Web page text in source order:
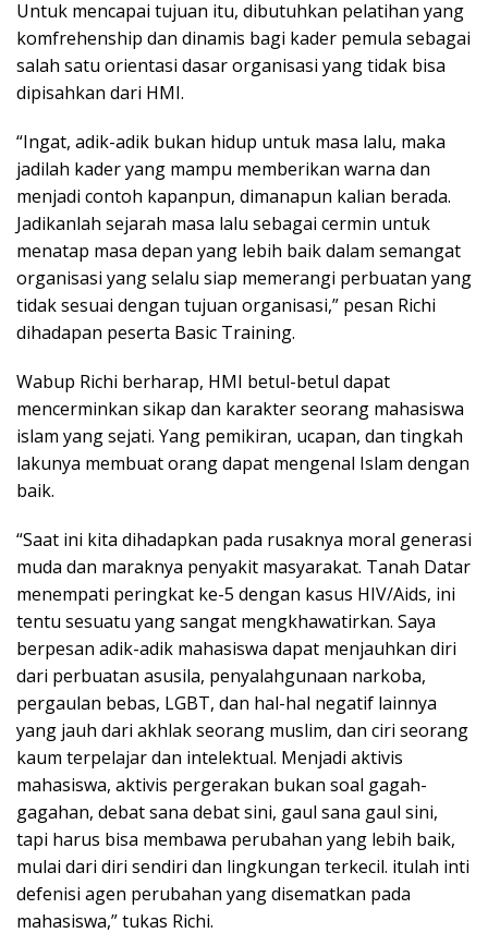
Untuk mencapai tujuan itu, dibutuhkan pelatihan yang
komfrehenship dan dinamis bagi kader pemula sebagai
salah satu orientasi dasar organisasi yang tidak bisa
dipisahkan dari HMI.
“Ingat, adik-adik bukan hidup untuk masa lalu, maka
jadilah kader yang mampu memberikan warna dan
menjadi contoh kapanpun, dimanapun kalian berada.
Jadikanlah sejarah masa lalu sebagai cermin untuk
menatap masa depan yang lebih baik dalam semangat
organisasi yang selalu siap memerangi perbuatan yang
tidak sesuai dengan tujuan organisasi,” pesan Richi
dihadapan peserta Basic Training.
Wabup Richi berharap, HMI betul-betul dapat
mencerminkan sikap dan karakter seorang mahasiswa
islam yang sejati. Yang pemikiran, ucapan, dan tingkah
lakunya membuat orang dapat mengenal Islam dengan
baik.
“Saat ini kita dihadapkan pada rusaknya moral generasi
muda dan maraknya penyakit masyarakat. Tanah Datar
menempati peringkat ke-5 dengan kasus HIV/Aids, ini
tentu sesuatu yang sangat mengkhawatirkan. Saya
berpesan adik-adik mahasiswa dapat menjauhkan diri
dari perbuatan asusila, penyalahgunaan narkoba,
pergaulan bebas, LGBT, dan hal-hal negatif lainnya
yang jauh dari akhlak seorang muslim, dan ciri seorang
kaum terpelajar dan intelektual. Menjadi aktivis
mahasiswa, aktivis pergerakan bukan soal gagah-
gagahan, debat sana debat sini, gaul sana gaul sini,
tapi harus bisa membawa perubahan yang lebih baik,
mulai dari diri sendiri dan lingkungan terkecil. itulah inti
defenisi agen perubahan yang disematkan pada
mahasiswa,” tukas Richi.